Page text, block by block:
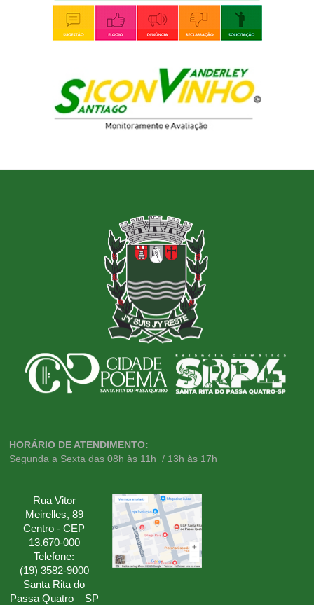
HORÁRIO DE ATENDIMENTO:
Segunda a Sexta das 08h às 11h / 13h às 17h
Rua Vitor
Meirelles, 89
Centro - CEP
13.670-000
Telefone:
(19) 3582-9000
Santa Rita do
Passa Quatro – SP